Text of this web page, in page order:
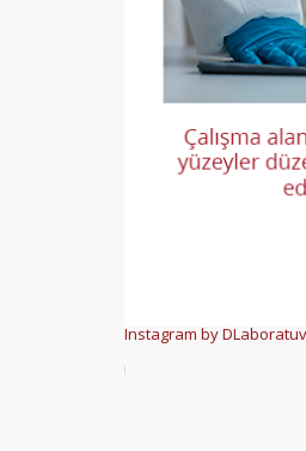
Instagram by